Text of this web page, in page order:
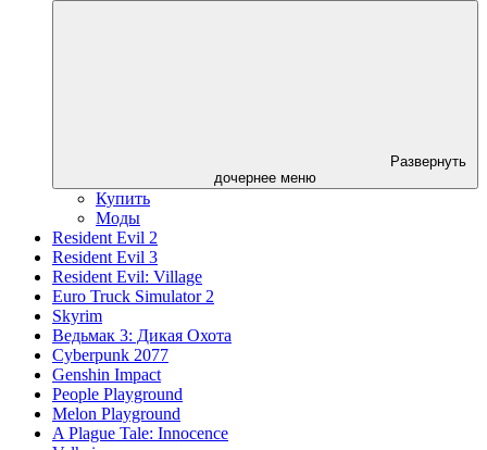
Развернуть
дочернее меню
Купить
Моды
Resident Evil 2
Resident Evil 3
Resident Evil: Village
Euro Truck Simulator 2
Skyrim
Ведьмак 3: Дикая Охота
Cyberpunk 2077
Genshin Impact
People Playground
Melon Playground
A Plague Tale: Innocence